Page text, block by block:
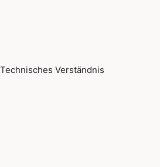
Technisches Verständnis